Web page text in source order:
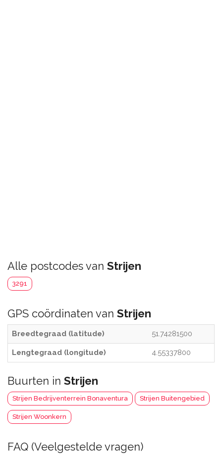
Alle postcodes van Strijen
3291
GPS coördinaten van Strijen
Breedtegraad (latitude) 51.74281500
Lengtegraad (longitude) 4.55337800
Buurten in Strijen
Strijen Bedrijventerrein Bonaventura Strijen Buitengebied
Strijen Woonkern
FAQ (Veelgestelde vragen)